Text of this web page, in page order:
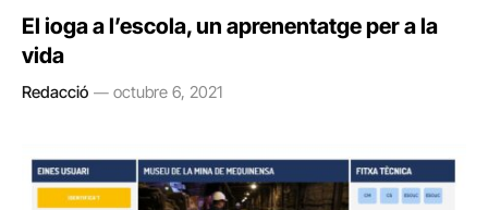
El ioga a l’escola, un aprenentatge per a la
vida
Redacció octubre 6, 2021